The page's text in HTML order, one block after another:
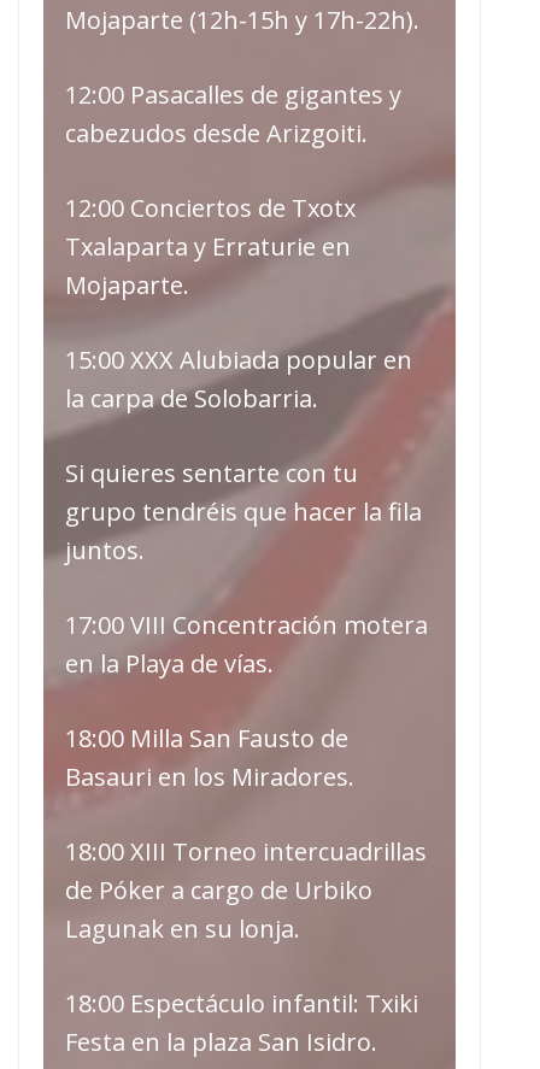
Mojaparte (12h-15h y 17h-22h).
12:00 Pasacalles de gigantes y
cabezudos desde Arizgoiti.
12:00 Conciertos de Txotx
Txalaparta y Erraturie en
Mojaparte.
15:00 XXX Alubiada popular en
la carpa de Solobarria.
Si quieres sentarte con tu
grupo tendréis que hacer la fila
juntos.
17:00 VIII Concentración motera
en la Playa de vías.
18:00 Milla San Fausto de
Basauri en los Miradores.
18:00 XIII Torneo intercuadrillas
de Póker a cargo de Urbiko
Lagunak en su lonja.
18:00 Espectáculo infantil: Txiki
Festa en la plaza San Isidro.